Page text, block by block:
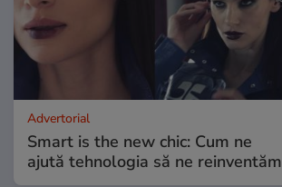
Advertorial
Smart is the new chic: Cum ne
ajută tehnologia să ne reinventăm